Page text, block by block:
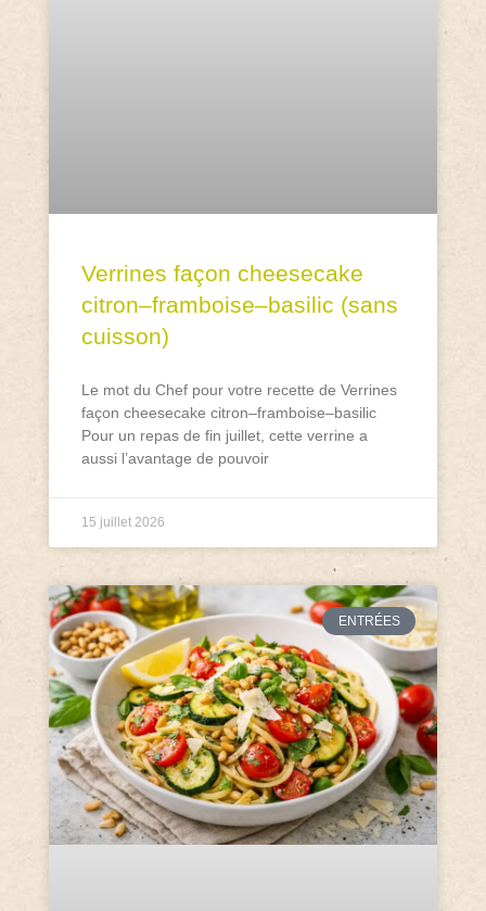
Verrines façon cheesecake
citron–framboise–basilic (sans
cuisson)
Le mot du Chef pour votre recette de Verrines
façon cheesecake citron–framboise–basilic
Pour un repas de fin juillet, cette verrine a
aussi l’avantage de pouvoir
15 juillet 2026
ENTRÉES